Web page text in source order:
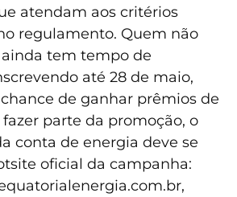
atendam aos critérios
regulamento. Quem não
ainda tem tempo de
até 28 de maio,
de ganhar prêmios de
fazer parte da promoção, o
conta de energia deve se
oficial da campanha: